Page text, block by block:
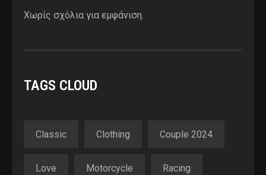
Χωρίς σχόλια για εμφάνιση.
TAGS CLOUD
Classic Clothing Couple 2024
Love Motorcycle Racing